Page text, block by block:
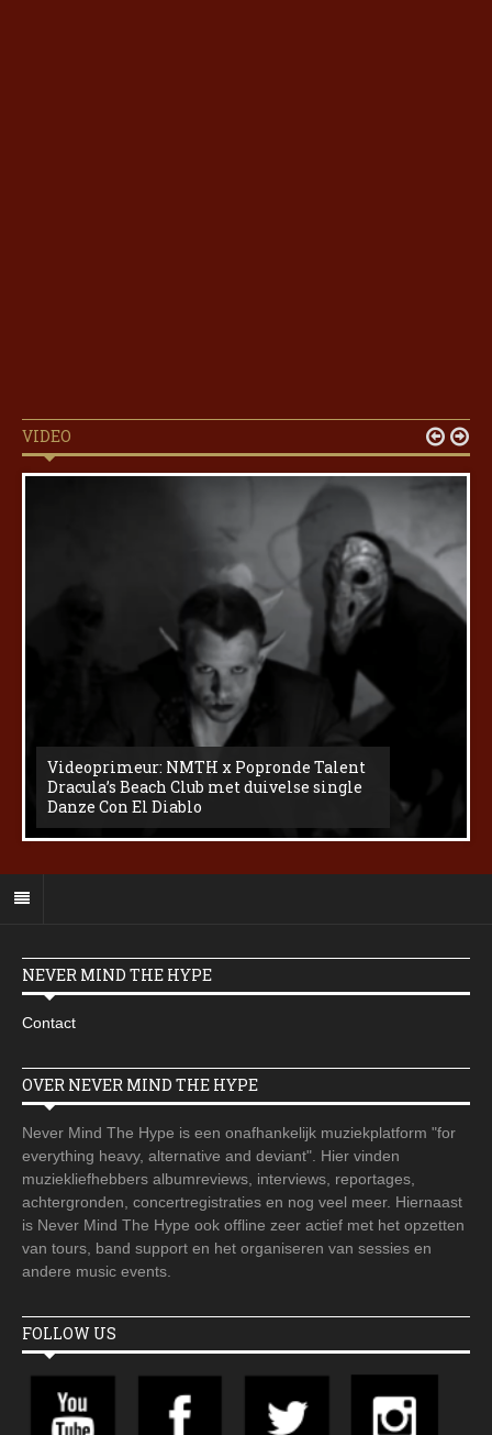
VIDEO
Videoprimeur: NMTH x Popronde Talent
Dracula’s Beach Club met duivelse single
Danze Con El Diablo
 
NEVER MIND THE HYPE
Contact
OVER NEVER MIND THE HYPE
Never Mind The Hype is een onafhankelijk muziekplatform "for
everything heavy, alternative and deviant". Hier vinden
muziekliefhebbers albumreviews, interviews, reportages,
achtergronden, concertregistraties en nog veel meer. Hiernaast
is Never Mind The Hype ook offline zeer actief met het opzetten
van tours, band support en het organiseren van sessies en
andere music events.
FOLLOW US